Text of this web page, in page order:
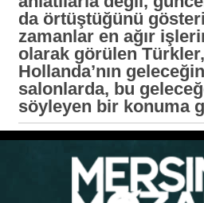
da örtüştüğünü
zamanlar en ağır
olarak görülen
Hollanda’nın
salonlarda, bu
söyleyen bir konuma